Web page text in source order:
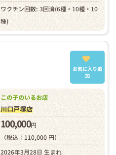
ワクチン回数: 3回済(6種・10種・10
種)
お気に入り追
加
この子のいるお店
川口戸塚店
100,000円
（税込：110,000 円）
2026年3月28日 生まれ